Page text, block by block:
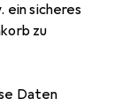
ein sicheres
zu
Daten